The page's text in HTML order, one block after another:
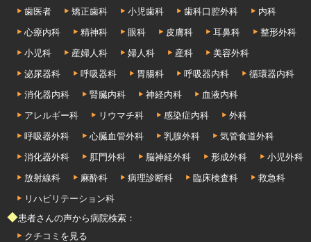
歯医者
矯正歯科 小児歯科 歯科口腔外科
内科
心療内科
精神科 眼科 皮膚科 耳鼻科
整形外科
小児科
産婦人科 婦人科 産科
美容外科
泌尿器科
呼吸器科 胃腸科 呼吸器内科
循環器内科
消化器内科
腎臓内科 神経内科
血液内科
アレルギー科
リウマチ科 感染症内科
外科
呼吸器外科
心臓血管外科 乳腺外科
気管食道外科
消化器外科
肛門外科 脳神経外科 形成外科
小児外科
放射線科
麻酔科 病理診断科 臨床検査科
救急科
リハビリテーション科
◆患者さんの声から病院検索：
クチコミを見る